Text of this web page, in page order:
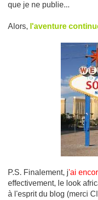
que je ne publie...
Alors, l'aventure
P.S. Finalement, j'ai
effectivement, le look
à l'esprit du blog (merci